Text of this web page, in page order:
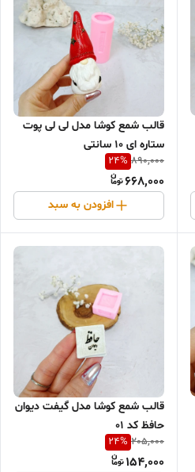
قالب شمع کوشا مدل لی لی پوت
ستاره ای 10 سانتی
890,000
24%
668,000
افزودن به سبد
قالب شمع کوشا مدل گیفت دیوان
حافظ کد 01
205,000
24%
154,000